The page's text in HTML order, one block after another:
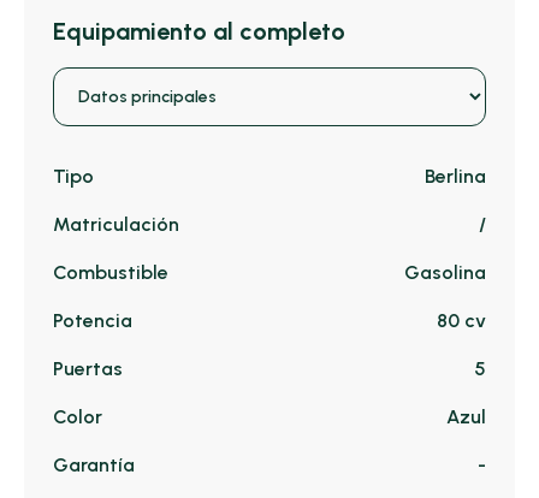
Equipamiento al completo
Tipo Berlina
Matriculación /
Combustible Gasolina
Potencia 80 cv
Puertas 5
Color Azul
Garantía -